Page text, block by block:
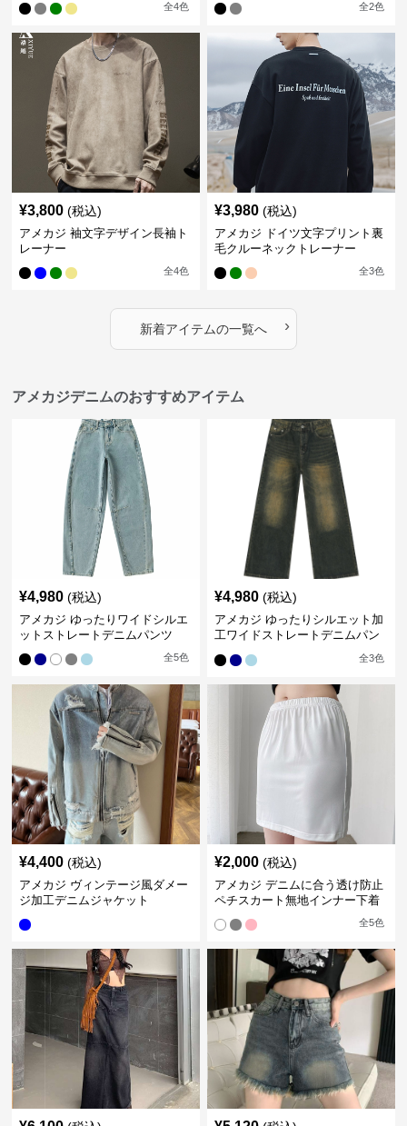
全4色 全2色
¥3,800 (税込)
アメカジ 袖文字デザイン長袖ト
レーナー
全4色
¥3,980 (税込)
アメカジ ドイツ文字プリント裏
毛クルーネックトレーナー
全3色
新着アイテムの一覧へ ›
アメカジデニムのおすすめアイテム
¥4,980 (税込)
アメカジ ゆったりワイドシルエ
ットストレートデニムパンツ
全5色
¥4,980 (税込)
アメカジ ゆったりシルエット加
工ワイドストレートデニムパン
全3色
¥4,400 (税込)
アメカジ ヴィンテージ風ダメー
ジ加工デニムジャケット
¥2,000 (税込)
アメカジ デニムに合う透け防止
ペチスカート無地インナー下着
全5色